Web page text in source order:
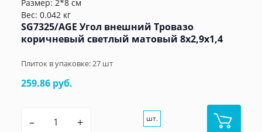
Размер: 2*8 см
Вес: 0.042 кг
SG7325/AGE Угол внешний Тровазо
коричневый светлый матовый 8x2,9x1,4
Плиток в упаковке:27 шт
259.86 руб.
– + шт.